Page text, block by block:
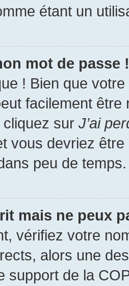
étant un
mot de passe !
! Bien que
facilement
sur J’ai
vous devriez
peu de temps.
mais ne peux
vérifiez votre
alors une
support de la